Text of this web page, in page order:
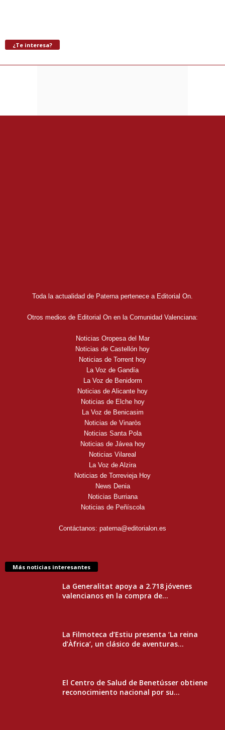
¿Te interesa?
Toda la actualidad de Paterna pertenece a Editorial On.
Otros medios de Editorial On en la Comunidad Valenciana:
Noticias Oropesa del Mar
Noticias de Castellón hoy
Noticias de Torrent hoy
La Voz de Gandía
La Voz de Benidorm
Noticias de Alicante hoy
Noticias de Elche hoy
La Voz de Benicasim
Noticias de Vinaròs
Noticias Santa Pola
Noticias de Jávea hoy
Noticias Vilareal
La Voz de Alzira
Noticias de Torrevieja Hoy
News Denia
Noticias Burriana
Noticias de Peñíscola
Contáctanos: paterna@editorialon.es
Más noticias interesantes
La Generalitat apoya a 2.718 jóvenes
valencianos en la compra de...
La Filmoteca d’Estiu presenta ‘La reina
d’Àfrica’, un clásico de aventuras...
El Centro de Salud de Benetússer obtiene
reconocimiento nacional por su...